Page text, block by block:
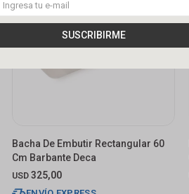
SUSCRIBIRME
Bacha De Embutir Rectangular 60
Cm Barbante Deca
USD 325,00